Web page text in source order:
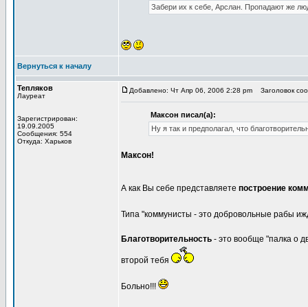
Забери их к себе, Арслан. Пропадают же
Вернуться к началу
Тепляков
Лауреат
Зарегистрирован:
19.09.2005
Сообщения: 554
Откуда: Харьков
Добавлено: Чт Апр 06, 2006 2:28 pm Заголовок
Максон писал(а):
Ну я так и предполагал, что
Максон!
А как Вы себе представляете построение
Типа "коммунисты - это добровольные рабы
Благотворительность - это вообще "палка о
второй тебя
Больно!!!